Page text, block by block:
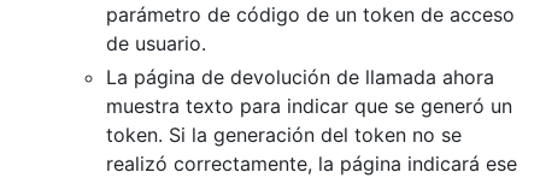
parámetro de código de un token de acceso
de usuario.
La página de devolución de llamada ahora
muestra texto para indicar que se generó un
token. Si la generación del token no se
realizó correctamente, la página indicará ese